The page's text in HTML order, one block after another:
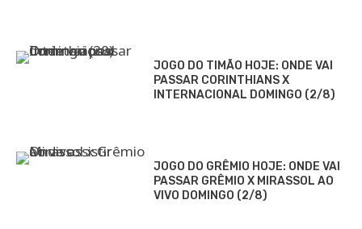
JOGO DO TIMÃO HOJE: ONDE VAI
PASSAR CORINTHIANS X
INTERNACIONAL DOMINGO (2/8)
JOGO DO GRÊMIO HOJE: ONDE VAI
PASSAR GRÊMIO X MIRASSOL AO
VIVO DOMINGO (2/8)